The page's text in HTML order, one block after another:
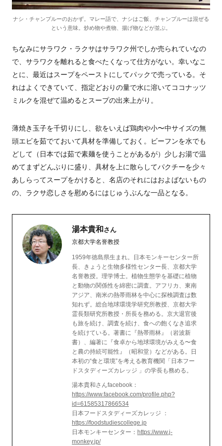
ナシ・チャンプルーのおかず。マレー語で、ナシはご飯、チャンプルーは混ぜる
という意味。炒め物や煮物、揚げ物などが並ぶ。
ちなみにサラワク・ラクサはサラワク州でしか売られていなの
で、サラワクを離れると食べたくなって仕方がない。幸いなこ
とに、最近はスープをペーストにしてパックで売っている。そ
れはよくできていて、指定どおりの量で水に溶いてココナッツ
ミルクを混ぜて温めるとスープの出来上がり。
薄焼き玉子を千切りにし、欲をいえば鶏肉や小〜中サイズの無
頭エビを茹でておいて具材を準備しておく。ビーフンを水でも
どして（日本では茹で素麺を使うことがあるが）少しお湯で温
めてまずどんぶりに盛り、具材を上に散らしてパクチーを少々
あしらってスープをかけると、名店のそれにはおよばないもの
の、ラクサ恋しさを慰めるにはじゅうぶんな一品となる。
湯本貴和 さん
京都大学名誉教授
1959年徳島県生まれ。日本モンキーセンター所
長、きょうと生物多様性センター長、京都大学
名誉教授。理学博士。植物生態学を基礎に植物
と動物の関係性を綿密に調査。アフリカ、東南
アジア、南米の熱帯雨林を中心に探検調査は数
知れず。総合地球環境学研究所教授、京都大学
霊長類研究所教授・所長を務める。京大退官後
も旅を続け、調査を続け、食への飽くなき追求
を続けている。著書に『熱帯雨林』（岩波新
書）、編著に『食卓から地球環境がみえる〜食
と農の持続可能性』（昭和堂）などがある。日
本初の“食と環境”を考える教育機関「日本フー
ドスタディーズカレッジ 」の学長も務める。
湯本貴和さんfacebook：
https://www.facebook.com/profile.php?
id=61585317866534
日本フードスタディーズカレッジ ：
https://foodstudiescollege.jp
日本モンキーセンター： https://www.j-
monkey.jp/